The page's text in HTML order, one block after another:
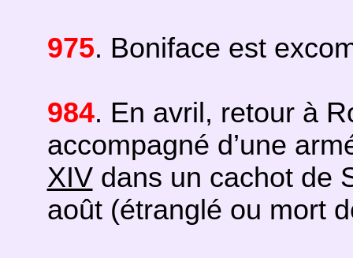
975. Boniface est
984. En avril, retour à
accompagné d’une
XIVdans un cachot de
août (étranglé ou mort